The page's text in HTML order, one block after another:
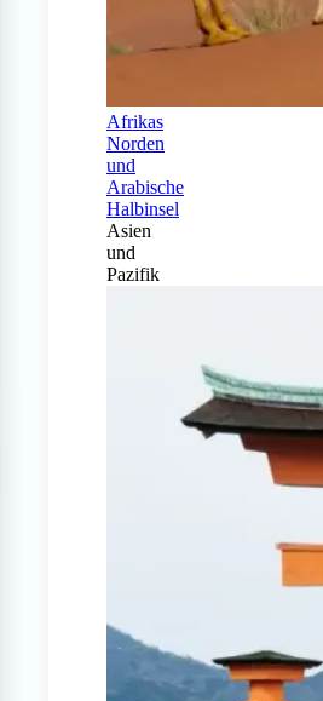
Afrikas
Norden
und
Arabische
Halbinsel
Asien
und
Pazifik